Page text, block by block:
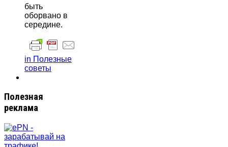
быть
оборвано в
середине.
in Полезные
советы
Полезная
реклама